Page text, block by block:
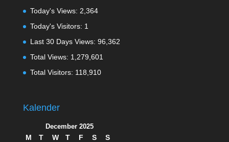
Today's Views: 2,364
Today's Visitors: 1
Last 30 Days Views: 96,362
Total Views: 1,279,601
Total Visitors: 118,910
Kalender
December 2025
M T W T F S
S